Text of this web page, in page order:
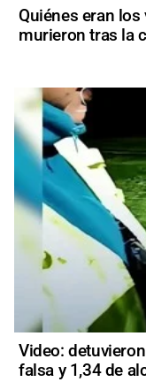
Quiénes eran
murieron tras la
Video:
falsa y 1,34 de